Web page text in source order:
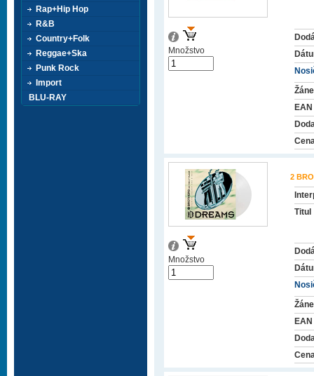
EAN
Množstvo
2
Titul
EAN
Množstvo
Rap+Hip Hop
R&B
Country+Folk
Reggae+Ska
Punk Rock
Import
BLU-RAY